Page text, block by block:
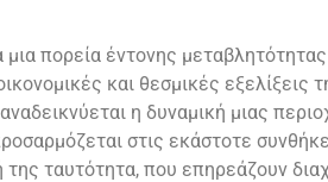
πορεία έντονης
και θεσμικές εξελίξεις
η δυναμική μιας
στις εκάστοτε
της ταυτότητα, που επηρεάζουν